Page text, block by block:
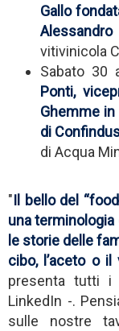
Gallo
vitivinicola
Sabato 30
Ponti,
Ghemme
di
di Acqua
"Il bello del
una
le storie delle
cibo, l’aceto o il
presenta tutti i
LinkedIn -.
sulle nostre